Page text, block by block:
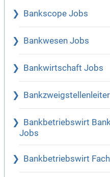
Bankscope Jobs
Bankwesen Jobs
Bankwirtschaft Jobs
Bankbetriebswirt
Jobs
Bankbetriebswirt